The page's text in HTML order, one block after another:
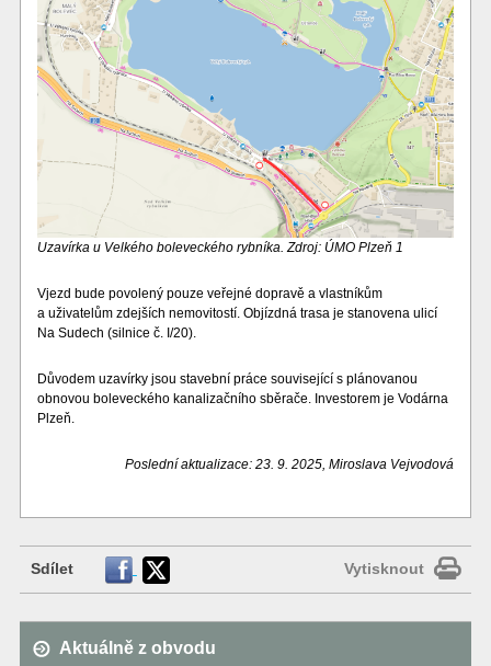
Uzavírka u Velkého boleveckého rybníka. Zdroj: ÚMO Plzeň 1
Vjezd bude povolený pouze veřejné dopravě a vlastníkům
a uživatelům zdejších nemovitostí. Objízdná trasa je stanovena ulicí
Na Sudech (silnice č. I/20).
Důvodem uzavírky jsou stavební práce související s plánovanou
obnovou boleveckého kanalizačního sběrače. Investorem je Vodárna
Plzeň.
Poslední aktualizace: 23. 9. 2025, Miroslava Vejvodová
Sdílet Vytisknout
Aktuálně z obvodu